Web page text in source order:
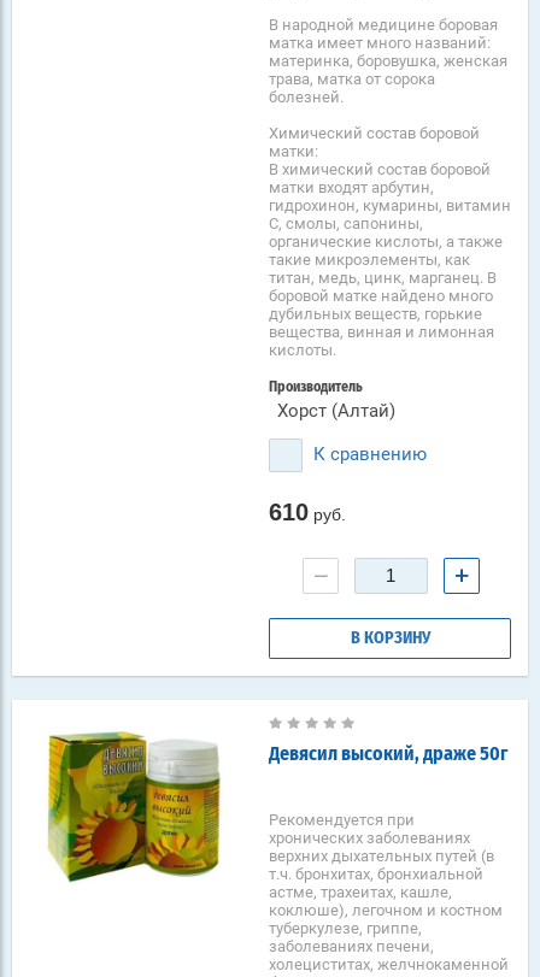
В народной медицине боровая
матка имеет много названий:
материнка, боровушка, женская
трава, матка от сорока
болезней.
Химический состав боровой
матки:
В химический состав боровой
матки входят арбутин,
гидрохинон, кумарины, витамин
С, смолы, сапонины,
органические кислоты, а также
такие микроэлементы, как
титан, медь, цинк, марганец. В
боровой матке найдено много
дубильных веществ, горькие
вещества, винная и лимонная
кислоты.
Производитель
Хорст (Алтай)
К сравнению
610 руб.
− +
В КОРЗИНУ
Девясил высокий, драже 50г
Рекомендуется при
хронических заболеваниях
верхних дыхательных путей (в
т.ч. бронхитах, бронхиальной
астме, трахеитах, кашле,
коклюше), легочном и костном
туберкулезе, гриппе,
заболеваниях печени,
холециститах, желчнокаменной